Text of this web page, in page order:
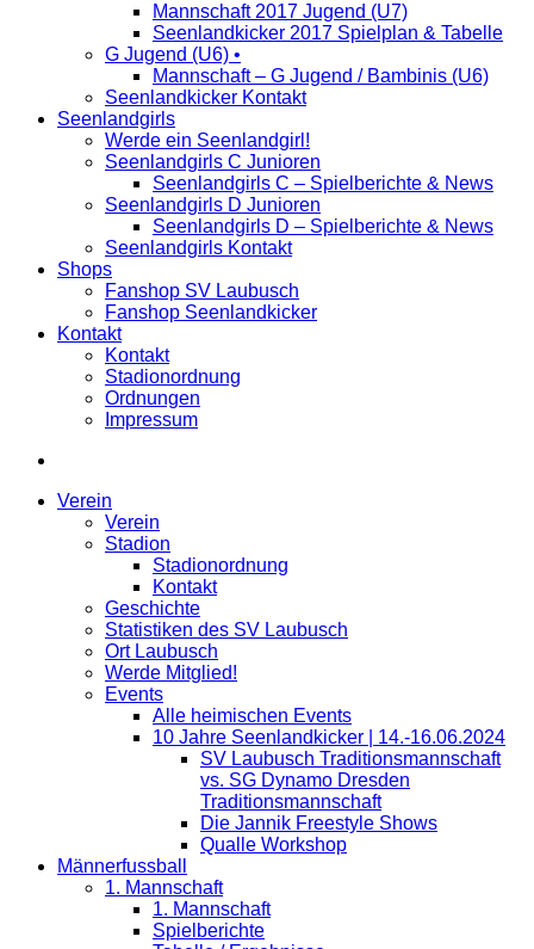
Mannschaft 2017 Jugend (U7)
Seenlandkicker 2017 Spielplan & Tabelle
G Jugend (U6) •
Mannschaft – G Jugend / Bambinis (U6)
Seenlandkicker Kontakt
Seenlandgirls
Werde ein Seenlandgirl!
Seenlandgirls C Junioren
Seenlandgirls C – Spielberichte & News
Seenlandgirls D Junioren
Seenlandgirls D – Spielberichte & News
Seenlandgirls Kontakt
Shops
Fanshop SV Laubusch
Fanshop Seenlandkicker
Kontakt
Kontakt
Stadionordnung
Ordnungen
Impressum
Verein
Verein
Stadion
Stadionordnung
Kontakt
Geschichte
Statistiken des SV Laubusch
Ort Laubusch
Werde Mitglied!
Events
Alle heimischen Events
10 Jahre Seenlandkicker | 14.-16.06.2024
SV Laubusch Traditionsmannschaft
vs. SG Dynamo Dresden
Traditionsmannschaft
Die Jannik Freestyle Shows
Qualle Workshop
Männerfussball
1. Mannschaft
1. Mannschaft
Spielberichte